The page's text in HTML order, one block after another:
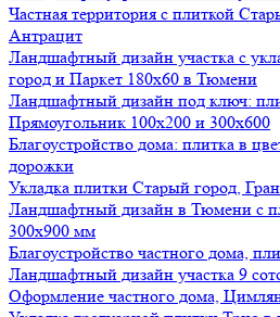
Частная территория с плиткой
Антрацит
Ландшафтный дизайн участка с
город и Паркет 180х60 в Тюмени
Ландшафтный дизайн под ключ:
Прямоугольник 100х200 и 300х600
Благоустройство дома: плитка в
дорожки
Укладка плитки Старый город,
Ландшафтный дизайн в Тюмени с
300х900 мм
Благоустройство частного дома,
Ландшафтный дизайн участка 9
Оформление частного дома,